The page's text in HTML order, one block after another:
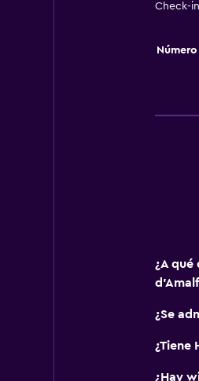
Piso
Aire
Salud
Check-
¿A qué
¿Se
¿Tiene
¿Hay